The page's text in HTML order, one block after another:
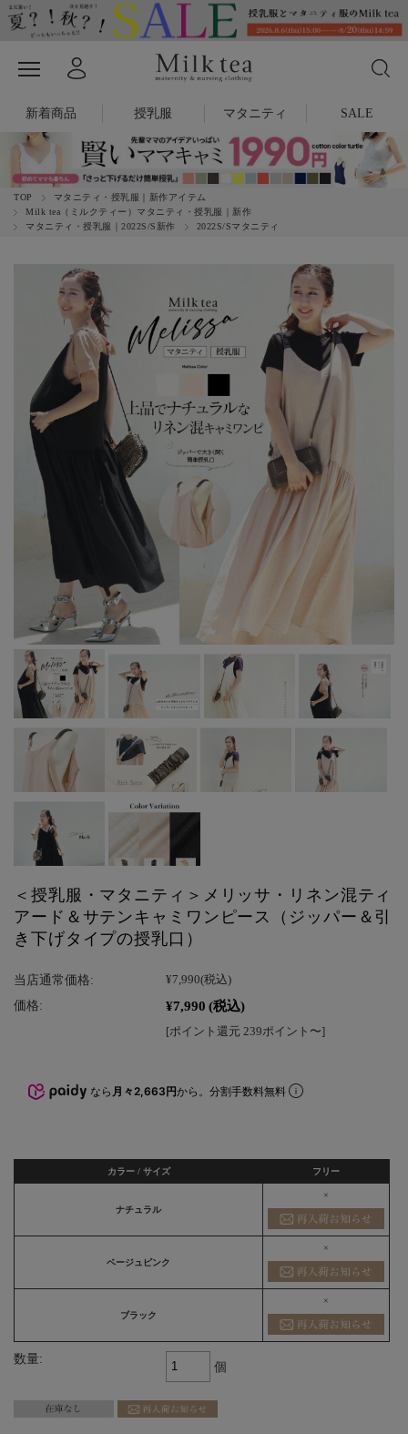
新着商品 授乳服 マタニティ SALE
TOP
マタニティ・授乳服｜新作アイテム
Milk tea（ミルクティー）マタニティ・授乳服｜新作
マタニティ・授乳服｜2022S/S新作
2022S/Sマタニティ
＜授乳服・マタニティ＞メリッサ・リネン混ティ
アード＆サテンキャミワンピース（ジッパー＆引
き下げタイプの授乳口）
当店通常価格: ¥7,990(税込)
価格: ¥7,990 (税込)
[ポイント還元 239ポイント〜]
なら 月々2,663円から。分割手数料無料
カラー / サイズ フリー
ナチュラル
×
ベージュピンク
×
ブラック
×
数量:
個